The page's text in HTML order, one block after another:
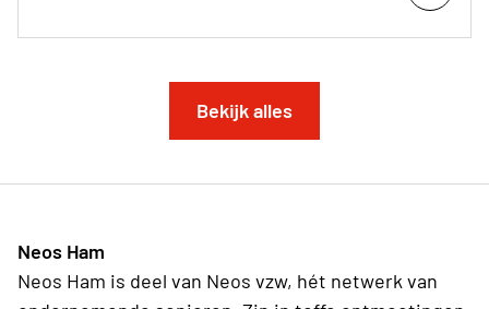
Bekijk alles
Neos Ham
Neos Ham is deel van Neos vzw, hét netwerk van